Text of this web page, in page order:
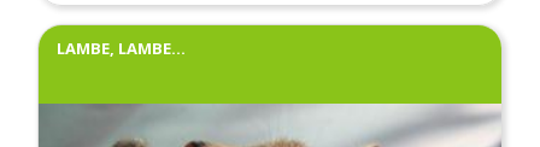
LAMBE, LAMBE...